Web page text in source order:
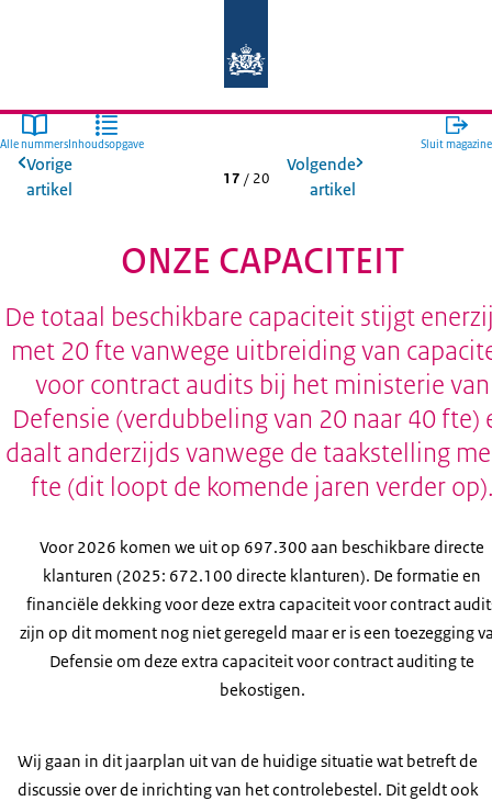
Alle nummers Inhoudsopgave Sluit magazine
Vorige
artikel
17 / 20
Volgende
artikel
ONZE CAPACITEIT
De totaal beschikbare capaciteit stijgt
met 20 fte vanwege uitbreiding van
voor contract audits bij het ministerie van
Defensie (verdubbeling van 20 naar 40 fte)
daalt anderzijds vanwege de taakstelling
fte (dit loopt de komende jaren verder
Voor 2026 komen we uit op 697.300 aan beschikbare directe
klanturen (2025: 672.100 directe klanturen). De formatie en
financiële dekking voor deze extra capaciteit voor contract
zijn op dit moment nog niet geregeld maar er is een toezegging
Defensie om deze extra capaciteit voor contract auditing te
bekostigen.
Wij gaan in dit jaarplan uit van de huidige situatie wat betreft de
discussie over de inrichting van het controlebestel. Dit geldt ook